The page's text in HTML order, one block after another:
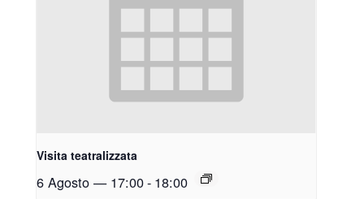
Visita teatralizzata
6 Agosto — 17:00- 18:00